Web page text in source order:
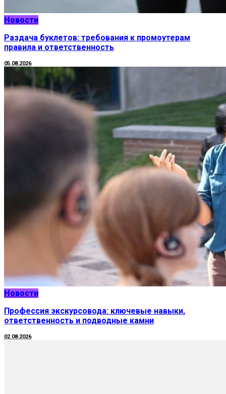
Новости
Раздача буклетов: требования к промоутерам
правила и ответственность
05.08.2026
Новости
Профессия экскурсовода: ключевые навыки,
ответственность и подводные камни
02.08.2026